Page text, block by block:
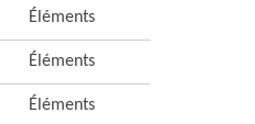
Éléments
Éléments
Éléments